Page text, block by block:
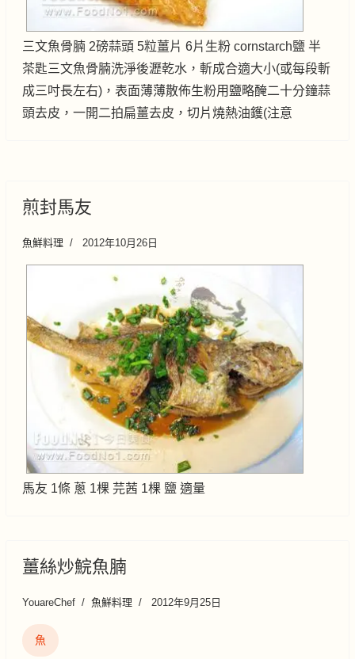
三文魚骨腩 2磅蒜頭 5粒薑片 6片生粉 cornstarch鹽 半
茶匙三文魚骨腩洗淨後瀝乾水，斬成合適大小(或每段斬
成三吋長左右)，表面薄薄散佈生粉用鹽略醃二十分鐘蒜
頭去皮，一開二拍扁薑去皮，切片燒熱油鑊(注意
煎封馬友
魚鮮料理 2012年10月26日
馬友 1條 蔥 1棵 芫茜 1棵 鹽 適量
薑絲炒鯇魚腩
YouareChef 魚鮮料理 2012年9月25日
魚